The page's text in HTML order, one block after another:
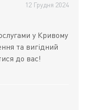
12 Грудня 2024
у Кривому
та вигідний
до вас!